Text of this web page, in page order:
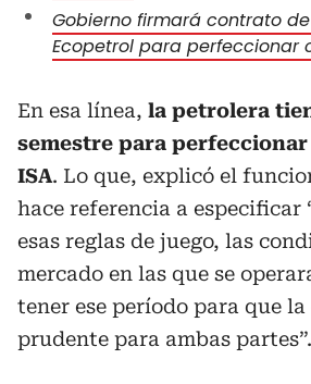
Gobierno firmará contrato
Ecopetrol para perfeccionar
En esa línea, la petrolera
semestre para
ISA. Lo que, explicó el
hace referencia a especificar
esas reglas de juego, las
mercado en las que se
tener ese período para que la
prudente para ambas partes”.